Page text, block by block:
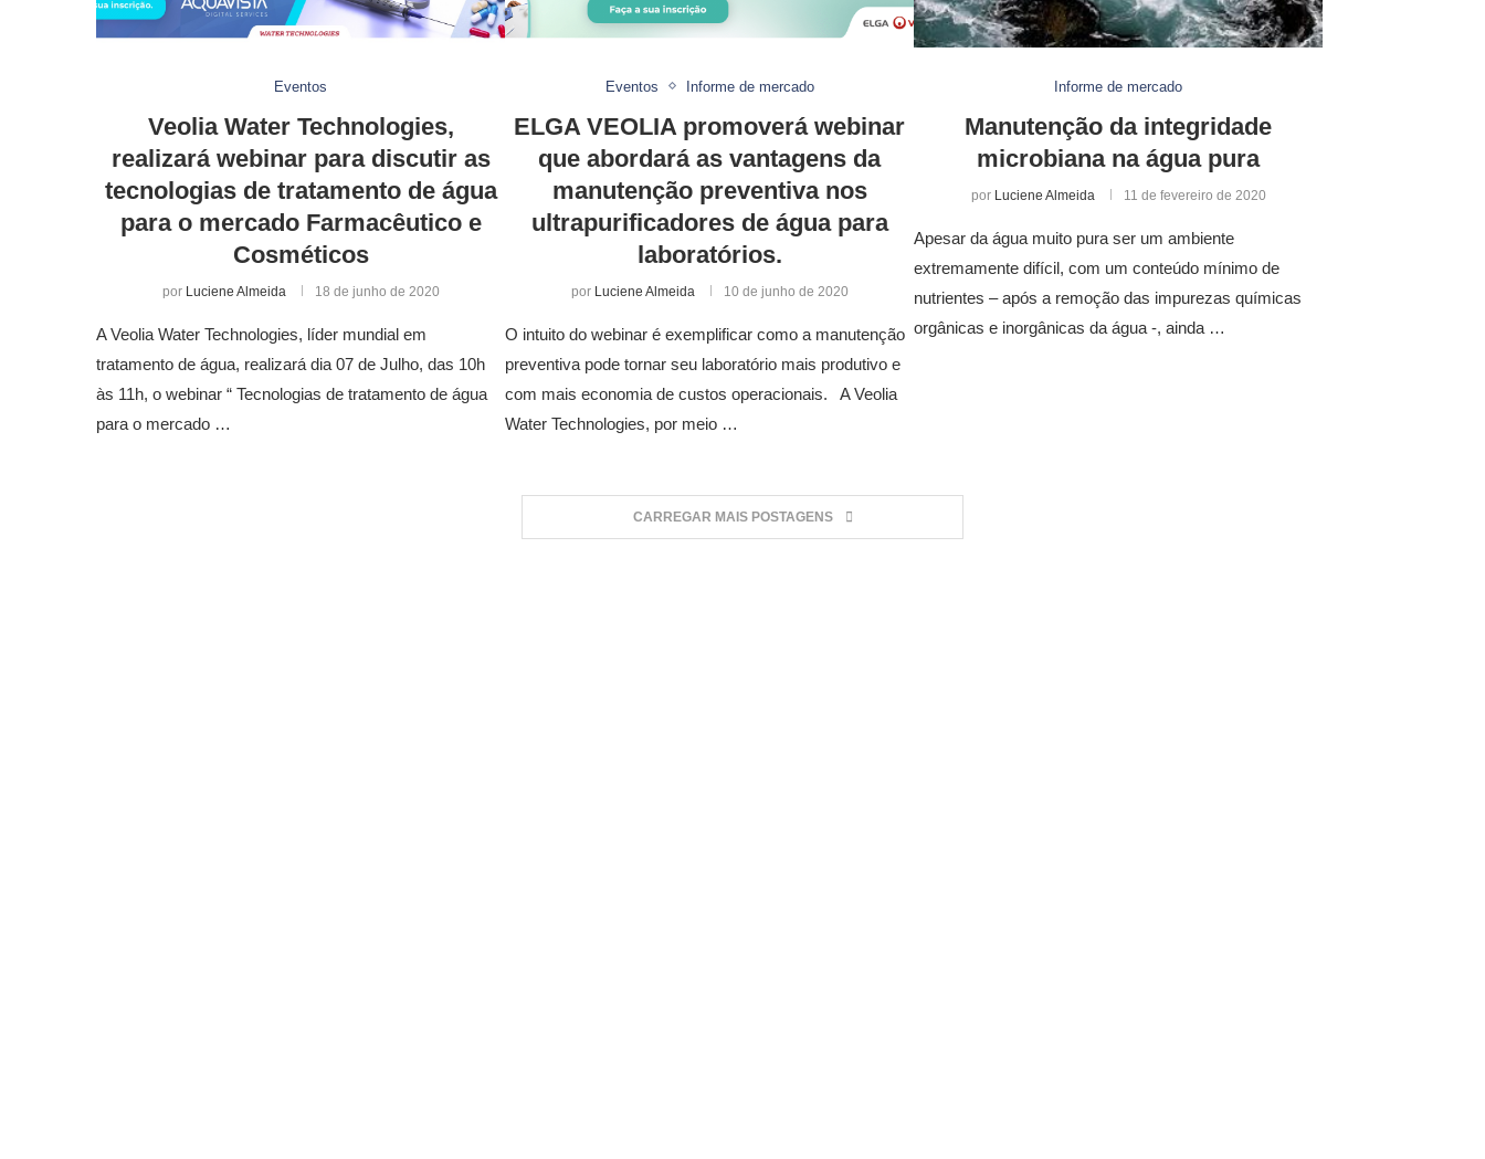
Eventos
Veolia Water Technologies,
realizará webinar para discutir as
tecnologias de tratamento de água
para o mercado Farmacêutico e
Cosméticos
por Luciene Almeida 18 de junho de 2020
A Veolia Water Technologies, líder mundial em
tratamento de água, realizará dia 07 de Julho, das 10h
às 11h, o webinar “ Tecnologias de tratamento de água
para o mercado …
Eventos Informe de mercado
ELGA VEOLIA promoverá webinar
que abordará as vantagens da
manutenção preventiva nos
ultrapurificadores de água para
laboratórios.
por Luciene Almeida 10 de junho de 2020
O intuito do webinar é exemplificar como a manutenção
preventiva pode tornar seu laboratório mais produtivo e
com mais economia de custos operacionais. A Veolia
Water Technologies, por meio …
Informe de mercado
Manutenção da integridade
microbiana na água pura
por Luciene Almeida 11 de fevereiro de 2020
Apesar da água muito pura ser um ambiente
extremamente difícil, com um conteúdo mínimo de
nutrientes – após a remoção das impurezas químicas
orgânicas e inorgânicas da água -, ainda …
CARREGAR MAIS POSTAGENS